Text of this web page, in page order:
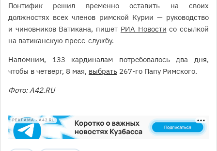
Понтифик решил временно оставить на своих
должностях всех членов римской Курии — руководство
и чиновников Ватикана, пишет РИА Новости со ссылкой
на ватиканскую пресс-службу.
Напомним, 133 кардиналам потребовалось два дня,
чтобы в четверг, 8 мая, выбрать 267-го Папу Римского.
Фото: A42.RU
РЕКЛАМА • A42.RU